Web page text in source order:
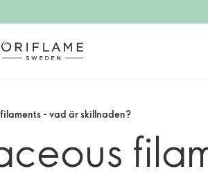
- vad är skillnaden?